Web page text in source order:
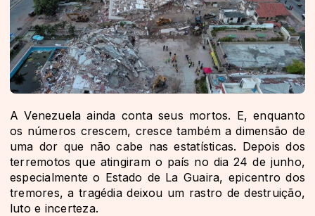
A Venezuela ainda conta seus mortos. E, enquanto
os números crescem, cresce também a dimensão de
uma dor que não cabe nas estatísticas. Depois dos
terremotos que atingiram o país no dia 24 de junho,
especialmente o Estado de La Guaira, epicentro dos
tremores, a tragédia deixou um rastro de destruição,
luto e incerteza.